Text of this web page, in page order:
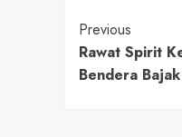
Continue
Reading
Previous
Rawat Spirit
Bendera